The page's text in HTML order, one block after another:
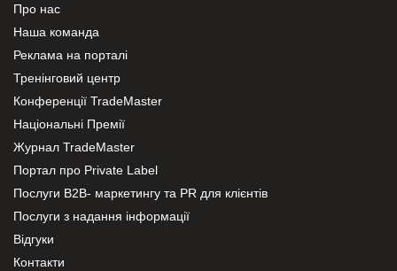
Про нас
Наша команда
Реклама на порталі
Тренінговий центр
Конференції TradeMaster
Національні Премії
Журнал TradeMaster
Портал про Private Label
Послуги В2В- маркетингу та PR для клієнтів
Послуги з надання інформації
Відгуки
Контакти